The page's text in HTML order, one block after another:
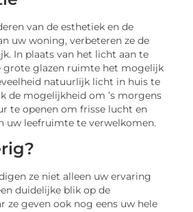
van de esthetiek en de
uw woning, verbeteren ze de
In plaats van het licht aan te
grote glazen ruimte het mogelijk
natuurlijk licht in huis te
de mogelijkheid om ’s morgens
te openen om frisse lucht en
uw leefruimte te verwelkomen.
ze niet alleen uw ervaring
duidelijke blik op de
ze geven ook nog eens uw hele